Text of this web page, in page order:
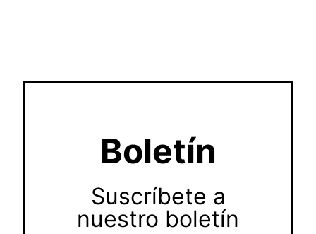
Boletín
Suscríbete a
nuestro boletín